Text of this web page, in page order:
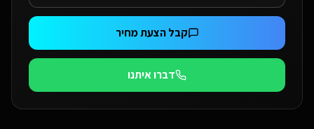
קבל הצעת מחיר
דברו איתנו